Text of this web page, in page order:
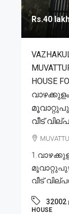
Rs.40
HOUSE
വീട്
വീട്
32002
HOUSE